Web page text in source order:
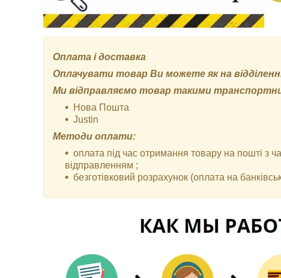
Оплата і доставка
Оплачувати товар Ви можете як на відділенні
Ми відправляємо товар такими
Нова Пошта
Justin
Методи оплати:
оплата під час отримання товару на пошті з
відправленням ;
безготівковий розрахунок (оплата на